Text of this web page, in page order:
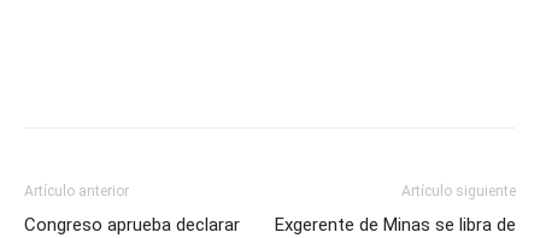
Artículo anterior
Congreso aprueba declarar
Artículo siguiente
Exgerente de Minas se libra de